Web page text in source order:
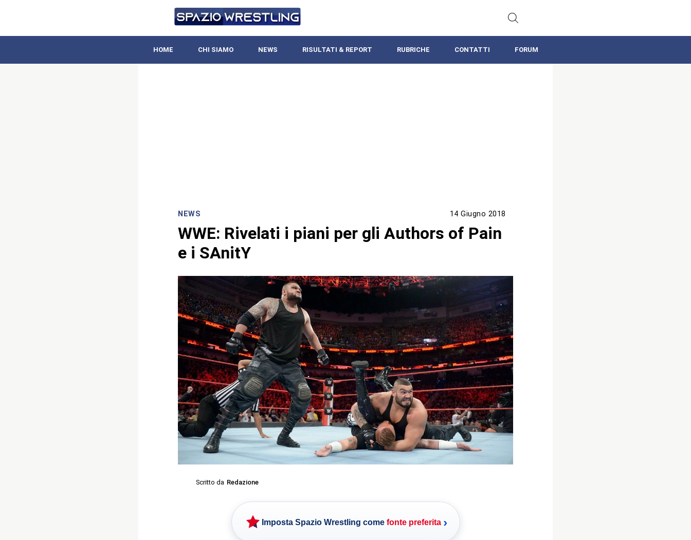
HOME CHI SIAMO NEWS RISULTATI & REPORT RUBRICHE CONTATTI FORUM
NEWS 14 Giugno 2018
WWE: Rivelati i piani per gli Authors of Pain
e i SAnitY
Scritto da Redazione
Imposta Spazio Wrestling come fonte preferita ›